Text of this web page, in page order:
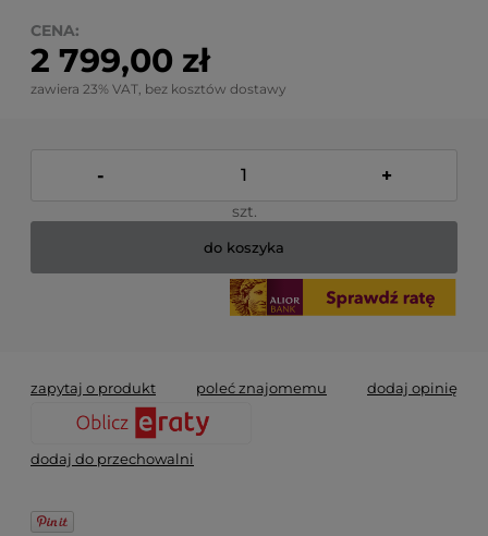
CENA:
2 799,00 zł
zawiera 23% VAT, bez kosztów dostawy
- +
szt.
do koszyka
zapytaj o produkt poleć znajomemu dodaj opinię
dodaj do przechowalni